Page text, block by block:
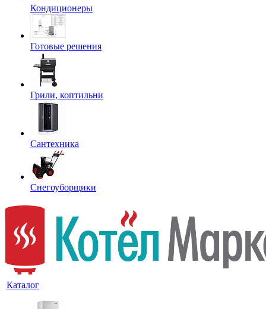
Кондиционеры
Готовые решения
Грили, коптильни
Сантехника
Снегоуборщики
Каталог